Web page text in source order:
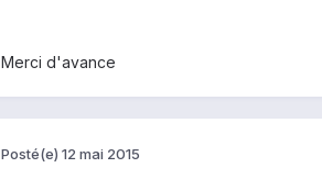
Merci d'avance
Posté(e) 12 mai 2015